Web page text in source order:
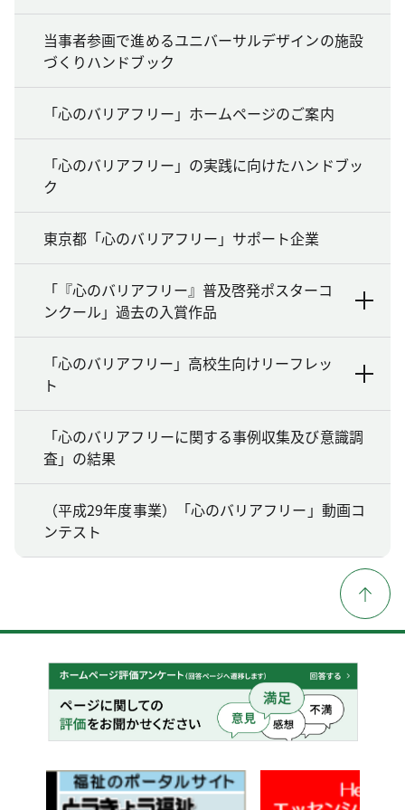
当事者参画で進めるユニバーサルデザインの施設
づくりハンドブック
「心のバリアフリー」ホームページのご案内
「心のバリアフリー」の実践に向けたハンドブッ
ク
東京都「心のバリアフリー」サポート企業
「『心のバリアフリー』普及啓発ポスターコ
ンクール」過去の入賞作品
「心のバリアフリー」高校生向けリーフレッ
ト
「心のバリアフリーに関する事例収集及び意識調
査」の結果
（平成29年度事業）「心のバリアフリー」動画コ
ンテスト